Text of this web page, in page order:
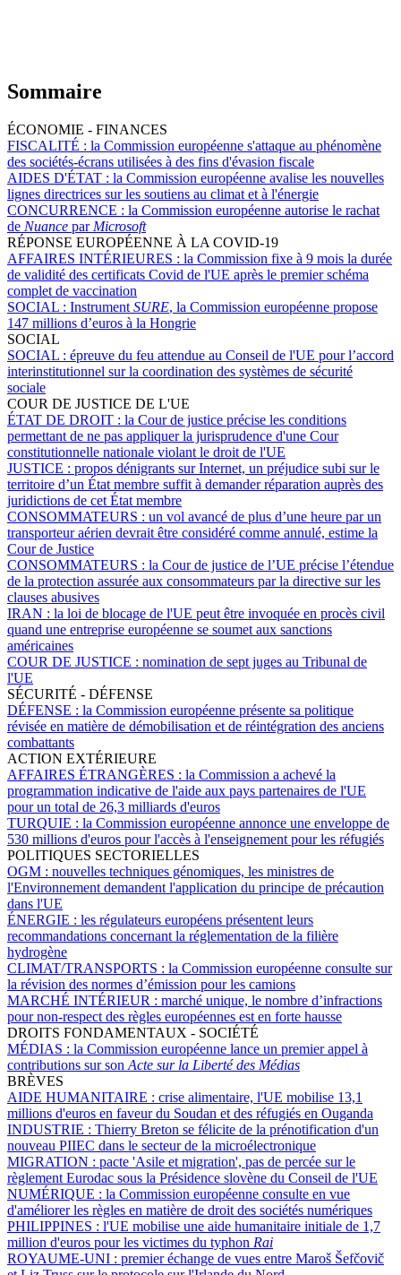
Sommaire
ÉCONOMIE - FINANCES
FISCALITÉ : la Commission européenne s'attaque au phénomène
des sociétés-écrans utilisées à des fins d'évasion fiscale
AIDES D'ÉTAT : la Commission européenne avalise les nouvelles
lignes directrices sur les soutiens au climat et à l'énergie
CONCURRENCE : la Commission européenne autorise le rachat
de Nuance par Microsoft
RÉPONSE EUROPÉENNE À LA COVID-19
AFFAIRES INTÉRIEURES : la Commission fixe à 9 mois la durée
de validité des certificats Covid de l'UE après le premier schéma
complet de vaccination
SOCIAL : Instrument SURE, la Commission européenne propose
147 millions d’euros à la Hongrie
SOCIAL
SOCIAL : épreuve du feu attendue au Conseil de l'UE pour l’accord
interinstitutionnel sur la coordination des systèmes de sécurité
sociale
COUR DE JUSTICE DE L'UE
ÉTAT DE DROIT : la Cour de justice précise les conditions
permettant de ne pas appliquer la jurisprudence d'une Cour
constitutionnelle nationale violant le droit de l'UE
JUSTICE : propos dénigrants sur Internet, un préjudice subi sur le
territoire d’un État membre suffit à demander réparation auprès des
juridictions de cet État membre
CONSOMMATEURS : un vol avancé de plus d’une heure par un
transporteur aérien devrait être considéré comme annulé, estime la
Cour de Justice
CONSOMMATEURS : la Cour de justice de l’UE précise l’étendue
de la protection assurée aux consommateurs par la directive sur les
clauses abusives
IRAN : la loi de blocage de l'UE peut être invoquée en procès civil
quand une entreprise européenne se soumet aux sanctions
américaines
COUR DE JUSTICE : nomination de sept juges au Tribunal de
l'UE
SÉCURITÉ - DÉFENSE
DÉFENSE : la Commission européenne présente sa politique
révisée en matière de démobilisation et de réintégration des anciens
combattants
ACTION EXTÉRIEURE
AFFAIRES ÉTRANGÈRES : la Commission a achevé la
programmation indicative de l'aide aux pays partenaires de l'UE
pour un total de 26,3 milliards d'euros
TURQUIE : la Commission européenne annonce une enveloppe de
530 millions d'euros pour l'accès à l'enseignement pour les réfugiés
POLITIQUES SECTORIELLES
OGM : nouvelles techniques génomiques, les ministres de
l'Environnement demandent l'application du principe de précaution
dans l'UE
ÉNERGIE : les régulateurs européens présentent leurs
recommandations concernant la réglementation de la filière
hydrogène
CLIMAT/TRANSPORTS : la Commission européenne consulte sur
la révision des normes d’émission pour les camions
MARCHÉ INTÉRIEUR : marché unique, le nombre d’infractions
pour non-respect des règles européennes est en forte hausse
DROITS FONDAMENTAUX - SOCIÉTÉ
MÉDIAS : la Commission européenne lance un premier appel à
contributions sur son Acte sur la Liberté des Médias
BRÈVES
AIDE HUMANITAIRE : crise alimentaire, l'UE mobilise 13,1
millions d'euros en faveur du Soudan et des réfugiés en Ouganda
INDUSTRIE : Thierry Breton se félicite de la prénotification d'un
nouveau PIIEC dans le secteur de la microélectronique
MIGRATION : pacte 'Asile et migration', pas de percée sur le
règlement Eurodac sous la Présidence slovène du Conseil de l'UE
NUMÉRIQUE : la Commission européenne consulte en vue
d'améliorer les règles en matière de droit des sociétés numériques
PHILIPPINES : l'UE mobilise une aide humanitaire initiale de 1,7
million d'euros pour les victimes du typhon Rai
ROYAUME-UNI : premier échange de vues entre Maroš Šefčovič